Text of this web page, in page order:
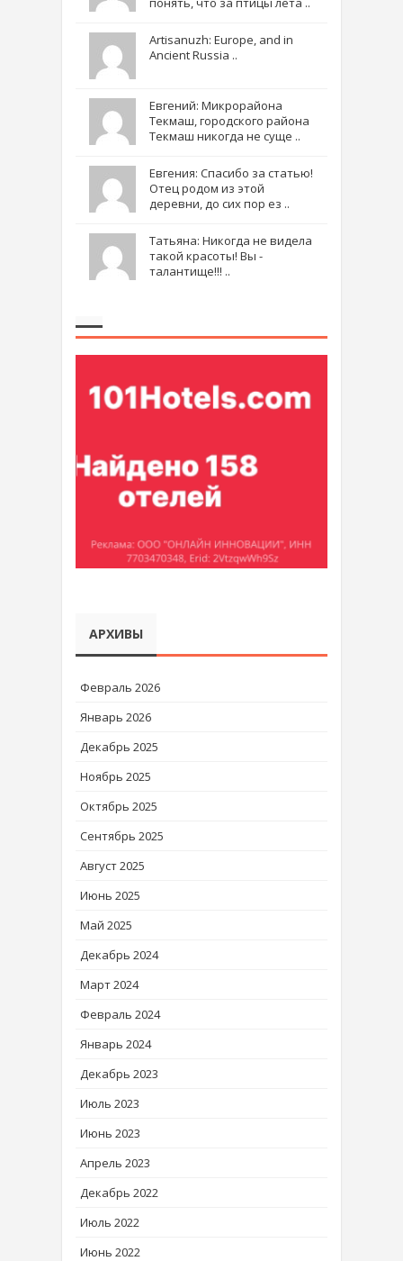
Artisanuzh: Europe, and in
Ancient Russia ..
Евгений: Микрорайона
Текмаш, городского района
Текмаш никогда не суще ..
Евгения: Спасибо за статью!
Отец родом из этой
деревни, до сих пор ез ..
Татьяна: Никогда не видела
такой красоты! Вы -
талантище!!! ..
АРХИВЫ
Февраль 2026
Январь 2026
Декабрь 2025
Ноябрь 2025
Октябрь 2025
Сентябрь 2025
Август 2025
Июнь 2025
Май 2025
Декабрь 2024
Март 2024
Февраль 2024
Январь 2024
Декабрь 2023
Июль 2023
Июнь 2023
Апрель 2023
Декабрь 2022
Июль 2022
Июнь 2022